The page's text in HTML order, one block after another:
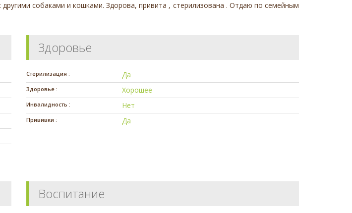
собаками и кошками. Здорова, привита , стерилизована . Отдаю по семейным
Здоровье
Стерилизация : Да
Здоровье : Хорошее
Инвалидность : Нет
Прививки : Да
Воспитание